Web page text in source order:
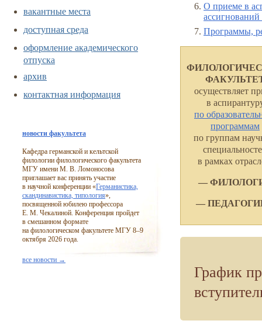
вакантные места
доступная среда
оформление академического
отпуска
архив
контактная информация
новости факультета
Кафедра германской и кельтской
филологии филологического факультета
МГУ имени М. В. Ломоносова
приглашает вас принять участие
в научной конференции «Германистика,
скандинавистика, типология»,
посвященной юбилею профессора
Е. М. Чекалиной. Конференция пройдет
в смешанном формате
на филологическом факультете МГУ 8–9
октября 2026 года.
все новости →
О приеме в
Программы,
осуществляет
в
по
программам
по группам
в рамках
—
—
График